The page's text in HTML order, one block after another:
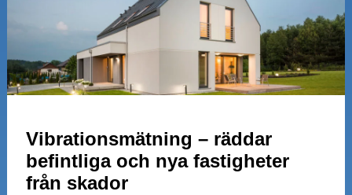
Vibrationsmätning – räddar
befintliga och nya fastigheter
från skador